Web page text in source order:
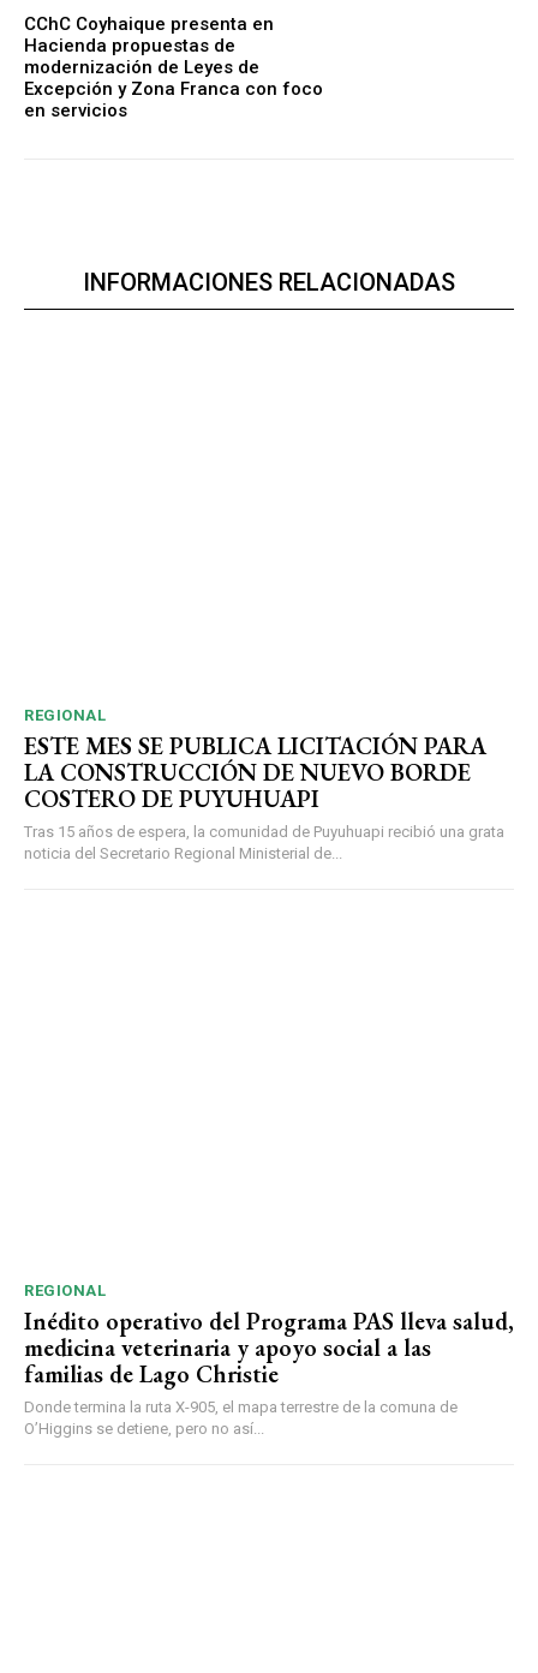
CChC Coyhaique presenta en
Hacienda propuestas de
modernización de Leyes de
Excepción y Zona Franca con foco
en servicios
INFORMACIONES RELACIONADAS
REGIONAL
ESTE MES SE PUBLICA LICITACIÓN PARA
LA CONSTRUCCIÓN DE NUEVO BORDE
COSTERO DE PUYUHUAPI
Tras 15 años de espera, la comunidad de Puyuhuapi recibió una grata
noticia del Secretario Regional Ministerial de...
REGIONAL
Inédito operativo del Programa PAS lleva salud,
medicina veterinaria y apoyo social a las
familias de Lago Christie
Donde termina la ruta X-905, el mapa terrestre de la comuna de
O’Higgins se detiene, pero no así...